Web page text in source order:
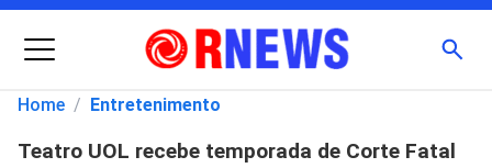
Menu
Pesquisar
Home / Entretenimento
Teatro UOL recebe temporada de Corte Fatal